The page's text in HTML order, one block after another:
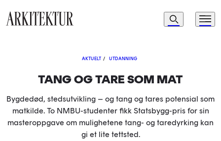
Navigasjon
Søk Meny
AKTUELT / UTDANNING
TANG OG TARE SOM MAT
Bygdedød, stedsutvikling – og tang og tares potensial som
matkilde. To NMBU-studenter fikk Statsbygg-pris for sin
masteroppgave om mulighetene tang- og taredyrking kan
gi et lite tettsted.